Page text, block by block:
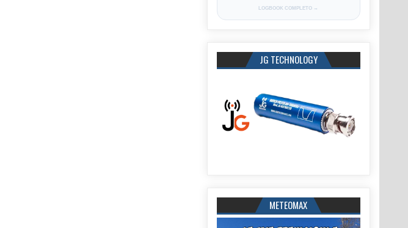
LOGBOOK COMPLETO →
JG TECHNOLOGY
METEOMAX